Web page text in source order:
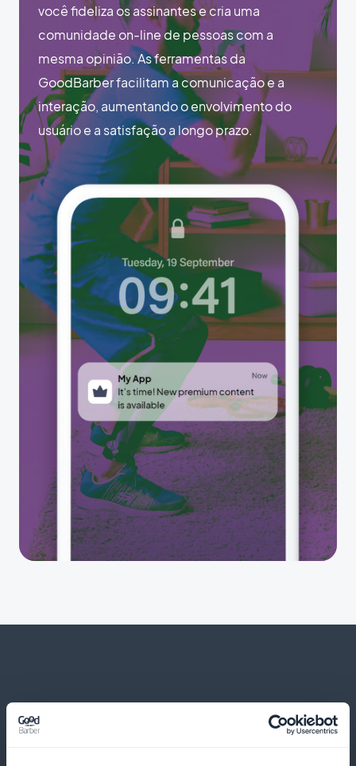
você fideliza os assinantes e cria uma
comunidade on-line de pessoas com a
mesma opinião. As ferramentas da
GoodBarber facilitam a comunicação e a
interação, aumentando o envolvimento do
usuário e a satisfação a longo prazo.
E muito, muito mais